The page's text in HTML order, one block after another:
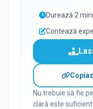
Durează 2
Contează
Nu trebuie să fie
clară este